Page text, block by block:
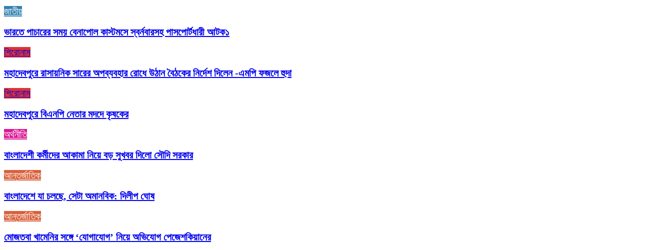
জাতীয়
ভারতে পাচারের সময় বেনাপোল কাস্টমসে স্বর্নবারসহ পাসপোর্টধারী আটক১
শিরোনাম
মহাদেবপুরে রাসায়নিক সারের অপব্যবহার রোধে উঠান বৈঠকের নির্দেশ দিলেন -এমপি ফজলে হুদা
শিরোনাম
মহাদেবপুরে বিএনপি নেতার মদদে কৃষকের
অর্থনীতি
বাংলাদেশী কর্মীদের আকামা নিয়ে বড় সুখবর দিলো সৌদি সরকার
আন্তর্জাতিক
বাংলাদেশে যা চলছে, সেটা অমানবিক: দিলীপ ঘোষ
আন্তর্জাতিক
মোজতবা খামেনির সঙ্গে ‘যোগাযোগ’ নিয়ে অভিযোগ পেজেশকিয়ানের